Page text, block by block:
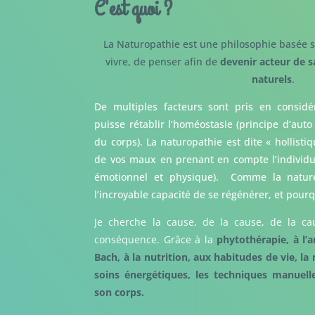
C'est quoi ?
La Naturopathie est une philosophie basée
vivre, de penser afin de devenir acteur de
naturels.
De multiples facteurs sont pris en
puisse rétablir l’homéostasie (principe
du corps). La naturopathie est dite «
de vos maux en prenant en compte
émotionnel et physique). Comme la
l’incroyable capacité de se régénérer, et
Je cherche la cause, de la cause, de la
conséquence. Grâce à la phytothérapie, à
Bach, à la nutrition, aux habitudes de vie, la
soins énergétiques, les techniques
son corps.